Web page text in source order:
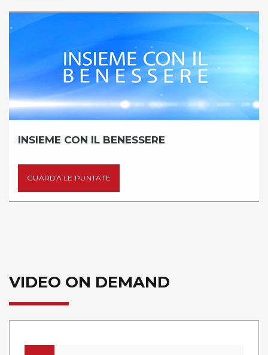
INSIEME CON IL BENESSERE
GUARDA LE PUNTATE
VIDEO ON DEMAND